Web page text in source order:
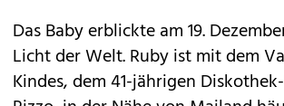
Das Baby erblickte am 19.
Licht der Welt. Ruby ist mit dem
Kindes, dem 41-jährigen